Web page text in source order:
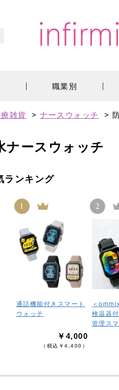
職業別
雑貨 > ナースウォッチ >
ナースウォッチ
ランキング
1
通話機能付きスマート
ウォッチ
￥4,000
（税込￥4,400）
2
＜
検温器
管理ス